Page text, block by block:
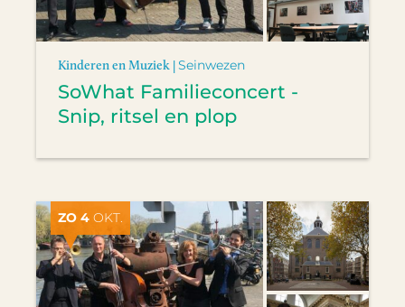
Kinderen en Muziek |Seinwezen
SoWhat Familieconcert -
Snip, ritsel en plop
ZO 4 OKT.